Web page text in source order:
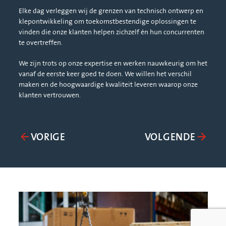
Elke dag verleggen wij de grenzen van technisch ontwerp en
klepontwikkeling om toekomstbestendige oplossingen te
vinden die onze klanten helpen zichzelf én hun concurrenten
te overtreffen.
We zijn trots op onze expertise en werken nauwkeurig om het
vanaf de eerste keer goed te doen. We willen het verschil
maken en de hoogwaardige kwaliteit leveren waarop onze
klanten vertrouwen.
VORIGE VOLGENDE